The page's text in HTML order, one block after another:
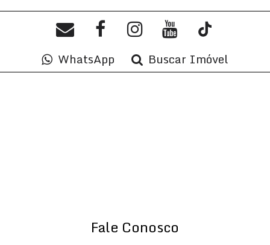
114.09m²
WhatsApp Buscar Imóvel
Fale Conosco